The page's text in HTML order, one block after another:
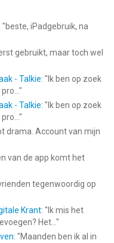
: "beste, iPadgebruik, na
gebruikt, maar toch wel
- Talkie: " Ik ben op zoek
"
- Talkie: " Ik ben op zoek
"
drama. Account van mijn
van de app komt het
tegenwoordig op
Krant: " Ik mis het
Het... "
: "Maanden ben ik al in